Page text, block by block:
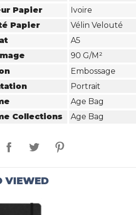
Papier
Ivoire
Papier
Vélin Velouté
A5
90 G/m²
Embossage
Portrait
Age Bag
Collections
Age Bag
VIEWED